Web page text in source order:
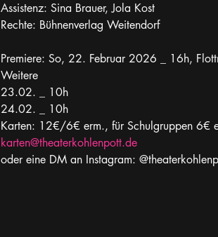
Assistenz: Sina Brauer, Jola Kost
Rechte: Bühnenverlag Weitendorf
Premiere: So, 22. Februar 2026 _ 16h,
Weitere
23.02. _ 10h
24.02. _ 10h
Karten: 12€/6€ erm., für Schulgruppen 6€
karten@theaterkohlenpott.de
oder eine DM an Instagram: